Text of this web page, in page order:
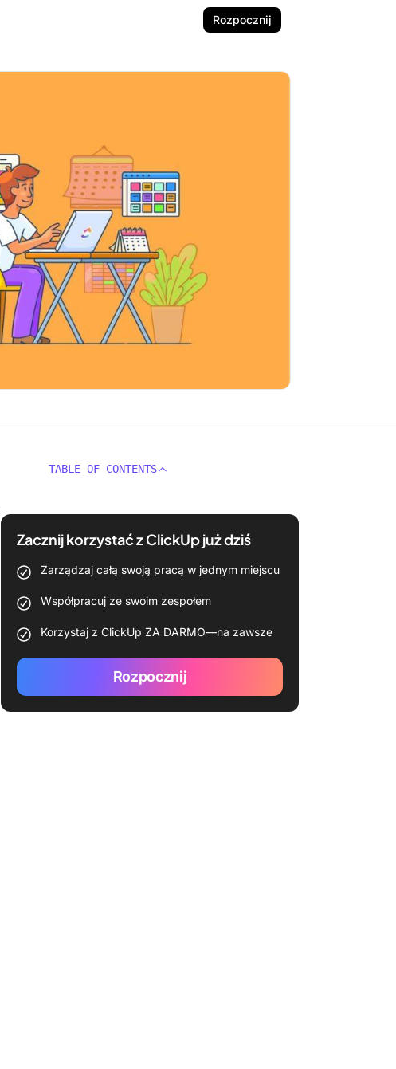
Rozpocznij
TABLE OF CONTENTS
Zacznij korzystać z ClickUp już dziś
Zarządzaj całą swoją pracą w jednym miejscu
Współpracuj ze swoim zespołem
Korzystaj z ClickUp ZA DARMO—na zawsze
Rozpocznij